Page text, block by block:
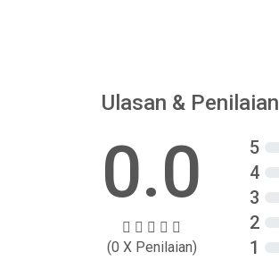
Ulasan & Penilaian
0.0
(0 X Penilaian)
5
4
3
2
1